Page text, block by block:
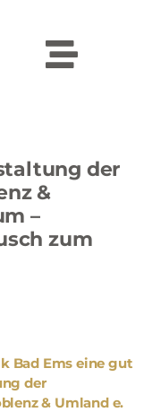
der
&
–
zum
Bad Ems eine gut
der
& Umland e.